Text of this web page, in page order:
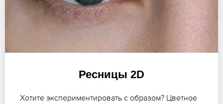
Ресницы 2D
Хотите экспериментировать с образом? Цветное